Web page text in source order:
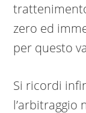
zero ed
per questo
Si ricordi
l’arbitraggio